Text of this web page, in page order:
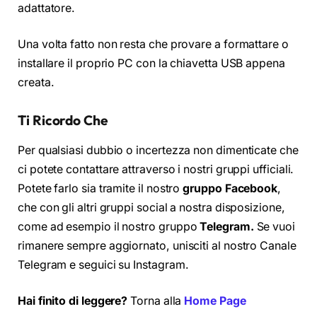
adattatore.
Una volta fatto non resta che provare a formattare o
installare il proprio PC con la chiavetta USB appena
creata.
Ti Ricordo Che
Per qualsiasi dubbio o incertezza non dimenticate che
ci potete contattare attraverso i nostri gruppi ufficiali.
Potete farlo sia tramite il nostrogruppo Facebook,
che con gli altri gruppi social a nostra disposizione,
come ad esempio il nostro gruppoTelegram. Se vuoi
rimanere sempre aggiornato, unisciti al nostro Canale
Telegram e seguici su Instagram.
Hai finito di leggere?Torna alla Home Page